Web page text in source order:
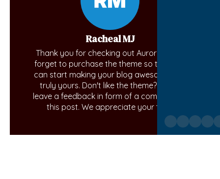
Racheal MJ
Thank you for checking out Aurora. Don't
forget to purchase the theme so that you
can start making your blog awesome and
truly yours. Don't like the theme? Kindly
leave a feedback in form of a comment on
this post. We appreciate your time.